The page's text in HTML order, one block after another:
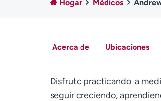
Hogar Médicos
Acerca de Ubicaciones
Disfruto practicando la
seguir creciendo,